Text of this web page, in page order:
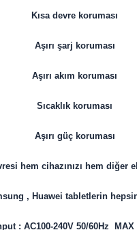
Kısa devre koruması
Aşırı şarj koruması
Aşırı akım koruması
Sıcaklık koruması
Aşırı güç koruması
hem cihazınızı hem diğer
, Huawei tabletlerin
: AC100-240V 50/60Hz MAX